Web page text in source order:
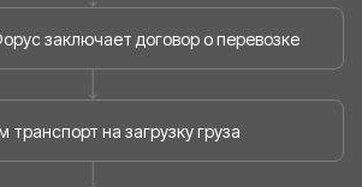
заключает договор о перевозке
на загрузку груза